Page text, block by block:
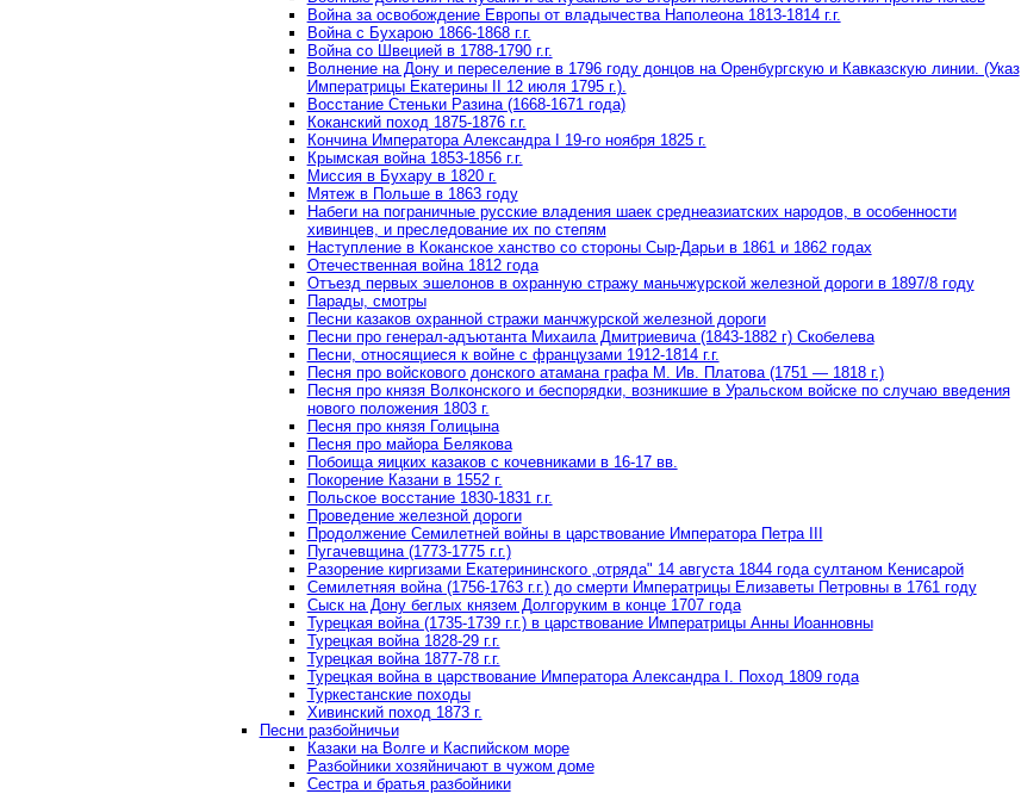
Война за освобождение Европы от владычества Наполеона 1813-1814 г.г.
Война с Бухарою 1866-1868 г.г.
Война со Швецией в 1788-1790 г.г.
Волнение на Дону и переселение в 1796 году донцов на Оренбургскую и Кавказскую линии. (Указ
Императрицы Екатерины II 12 июля 1795 г.).
Восстание Стеньки Разина (1668-1671 года)
Коканский поход 1875-1876 г.г.
Кончина Императора Александра I 19-го ноября 1825 г.
Крымская война 1853-1856 г.г.
Миссия в Бухару в 1820 г.
Мятеж в Польше в 1863 году
Набеги на пограничные русские владения шаек среднеазиатских народов, в особенности
хивинцев, и преследование их по степям
Наступление в Коканское ханство со стороны Сыр-Дарьи в 1861 и 1862 годах
Отечественная война 1812 года
Отъезд первых эшелонов в охранную стражу маньчжурской железной дороги в 1897/8 году
Парады, смотры
Песни казаков охранной стражи манчжурской железной дороги
Песни про генерал-адъютанта Михаила Дмитриевича (1843-1882 г) Скобелева
Песни, относящиеся к войне с французами 1912-1814 г.г.
Песня про войскового донского атамана графа М. Ив. Платова (1751 — 1818 г.)
Песня про князя Волконского и беспорядки, возникшие в Уральском войске по случаю введения
нового положения 1803 г.
Песня про князя Голицына
Песня про майора Белякова
Побоища яицких казаков с кочевниками в 16-17 вв.
Покорение Казани в 1552 г.
Польское восстание 1830-1831 г.г.
Проведение железной дороги
Продолжение Семилетней войны в царствование Императора Петра IIІ
Пугачевщина (1773-1775 г.г.)
Разорение киргизами Екатерининского „отряда" 14 августа 1844 года султаном Кенисарой
Семилетняя война (1756-1763 г.г.) до смерти Императрицы Елизаветы Петровны в 1761 году
Сыск на Дону беглых князем Долгоруким в конце 1707 года
Турецкая война (1735-1739 г.г.) в царствование Императрицы Анны Иоанновны
Турецкая война 1828-29 г.г.
Турецкая война 1877-78 г.г.
Турецкая война в царствование Императора Александра I. Поход 1809 года
Туркестанские походы
Хивинский поход 1873 г.
Песни разбойничьи
Казаки на Волге и Каспийском море
Разбойники хозяйничают в чужом доме
Сестра и братья разбойники